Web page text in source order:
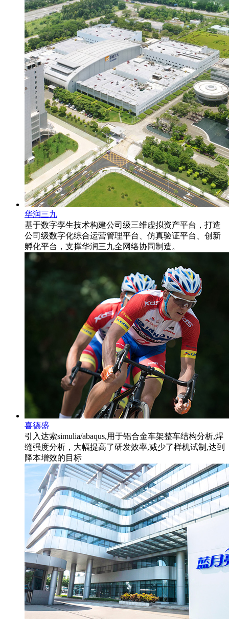
华润三九
基于数字孪生技术构建公司级三维虚拟资产平台，打造
公司级数字化综合运营管理平台、仿真验证平台、创新
孵化平台，支撑华润三九全网络协同制造。
喜德盛
引入达索simulia/abaqus,用于铝合金车架整车结构分析,焊
缝强度分析，大幅提高了研发效率,减少了样机试制,达到
降本增效的目标